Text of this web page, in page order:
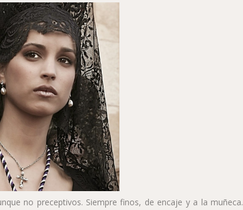
no preceptivos. Siempre finos, de encaje y a la